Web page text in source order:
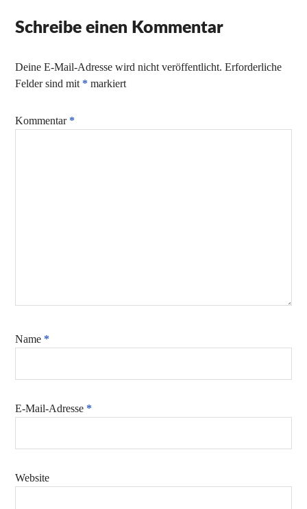
Schreibe einen Kommentar
Deine E-Mail-Adresse wird nicht veröffentlicht. Erforderliche
Felder sind mit * markiert
Kommentar *
Name *
E-Mail-Adresse *
Website